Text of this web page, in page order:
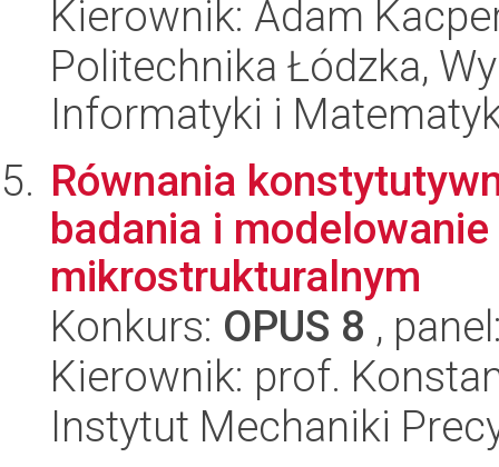
Kierownik: Adam
Politechnika Łódzka,
Informatyki i
Równania
badania i
mikrostrukturalnym
Konkurs: OPUS 8 ,
Kierownik: prof.
Instytut Mechaniki